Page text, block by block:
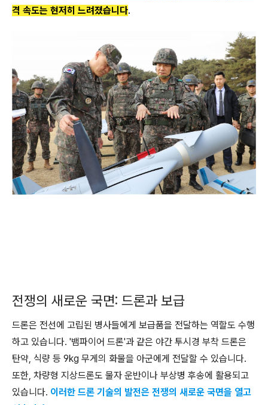
격 속도는 현저히 느려졌습니다.
전쟁의 새로운 국면: 드론과 보급
드론은 전선에 고립된 병사들에게 보급품을 전달하는 역할도 수행
하고 있습니다. '뱀파이어 드론'과 같은 야간 투시경 부착 드론은
탄약, 식량 등 9kg 무게의 화물을 아군에게 전달할 수 있습니다.
또한, 차량형 지상드론도 물자 운반이나 부상병 후송에 활용되고
있습니다. 이러한 드론 기술의 발전은 전쟁의 새로운 국면을 열고